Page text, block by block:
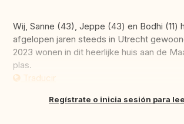
Wij, Sanne (43), Jeppe (43) en Bodhi (11)
afgelopen jaren steeds in Utrecht
2023 wonen in dit heerlijke huis aan de
plas.
Traducir
Regístrate o inicia sesión para